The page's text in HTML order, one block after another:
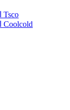
استند و پایه خنک کننده Tsco
استند و پایه خنک کننده Coolcold